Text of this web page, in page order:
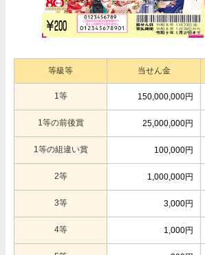
等級等 当せん金
1等 150,000,000円
1等の前後賞 25,000,000円
1等の組違い賞 100,000円
2等 1,000,000円
3等 3,000円
4等 1,000円